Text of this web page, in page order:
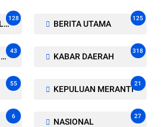
128
BERITA UTAMA
125
43
KABAR DAERAH
318
55
KEPULUAN MERANTI
21
6
NASIONAL
27